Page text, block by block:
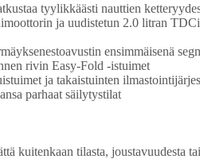
tyylikkäästi nauttien
ja uudistetun 2.0 litran
ensimmäisenä
rivin Easy-Fold -istuimet
ja takaistuinten
parhaat säilytystilat
kuitenkaan tilasta, joustavuudesta